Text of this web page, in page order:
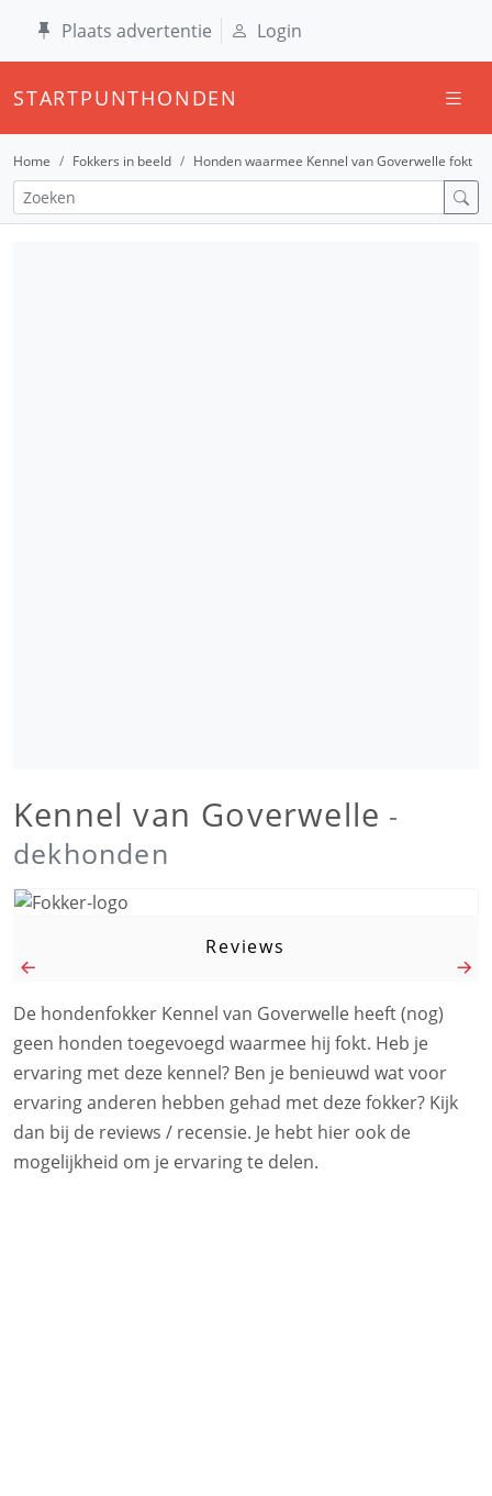
Plaats advertentie Login
STARTPUNTHONDEN
Home Fokkers in beeld Honden waarmee Kennel van Goverwelle fokt
Kennel van Goverwelle -
dekhonden
Reviews
De hondenfokker Kennel van Goverwelle heeft (nog)
geen honden toegevoegd waarmee hij fokt. Heb je
ervaring met deze kennel? Ben je benieuwd wat voor
ervaring anderen hebben gehad met deze fokker? Kijk
dan bij de reviews / recensie. Je hebt hier ook de
mogelijkheid om je ervaring te delen.